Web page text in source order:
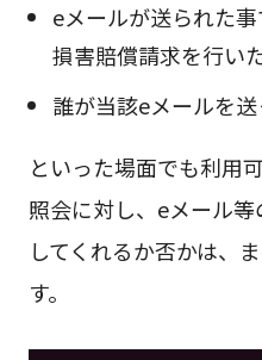
eメールが送られた事
損害賠償請求を行い
誰が当該eメールを
といった場面でも利用
照会に対し、eメール
してくれるか否かは、
す。